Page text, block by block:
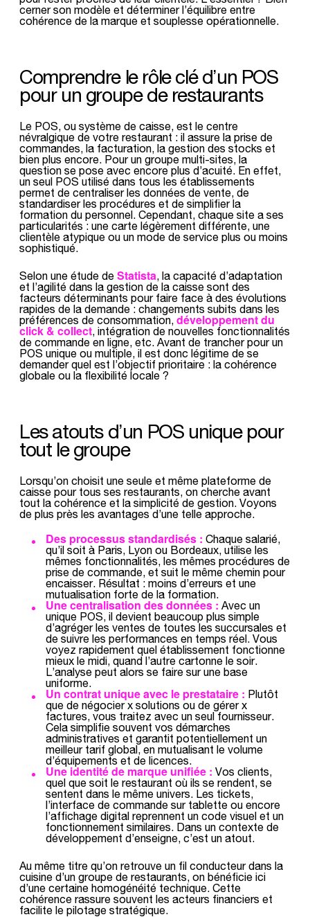
cerner son modèle et déterminer l’équilibre entre
cohérence de la marque et souplesse opérationnelle.
Comprendre le rôle clé d’un POS
pour un groupe de restaurants
Le POS, ou système de caisse, est le centre
névralgique de votre restaurant : il assure la prise de
commandes, la facturation, la gestion des stocks et
bien plus encore. Pour un groupe multi-sites, la
question se pose avec encore plus d’acuité. En effet,
un seul POS utilisé dans tous les établissements
permet de centraliser les données de vente, de
standardiser les procédures et de simplifier la
formation du personnel. Cependant, chaque site a ses
particularités : une carte légèrement différente, une
clientèle atypique ou un mode de service plus ou moins
sophistiqué.
Selon une étude de Statista, la capacité d’adaptation
et l’agilité dans la gestion de la caisse sont des
facteurs déterminants pour faire face à des évolutions
rapides de la demande : changements subits dans les
préférences de consommation, développement du
click & collect, intégration de nouvelles fonctionnalités
de commande en ligne, etc. Avant de trancher pour un
POS unique ou multiple, il est donc légitime de se
demander quel est l’objectif prioritaire : la cohérence
globale ou la flexibilité locale ?
Les atouts d’un POS unique pour
tout le groupe
Lorsqu’on choisit une seule et même plateforme de
caisse pour tous ses restaurants, on cherche avant
tout la cohérence et la simplicité de gestion. Voyons
de plus près les avantages d’une telle approche.
Des processus standardisés : Chaque salarié,
qu’il soit à Paris, Lyon ou Bordeaux, utilise les
mêmes fonctionnalités, les mêmes procédures de
prise de commande, et suit le même chemin pour
encaisser. Résultat : moins d’erreurs et une
mutualisation forte de la formation.
Une centralisation des données : Avec un
unique POS, il devient beaucoup plus simple
d’agréger les ventes de toutes les succursales et
de suivre les performances en temps réel. Vous
voyez rapidement quel établissement fonctionne
mieux le midi, quand l’autre cartonne le soir.
L’analyse peut alors se faire sur une base
uniforme.
Un contrat unique avec le prestataire : Plutôt
que de négocier x solutions ou de gérer x
factures, vous traitez avec un seul fournisseur.
Cela simplifie souvent vos démarches
administratives et garantit potentiellement un
meilleur tarif global, en mutualisant le volume
d’équipements et de licences.
Une identité de marque unifiée : Vos clients,
quel que soit le restaurant où ils se rendent, se
sentent dans le même univers. Les tickets,
l’interface de commande sur tablette ou encore
l’affichage digital reprennent un code visuel et un
fonctionnement similaires. Dans un contexte de
développement d’enseigne, c’est un atout.
Au même titre qu’on retrouve un fil conducteur dans la
cuisine d’un groupe de restaurants, on bénéficie ici
d’une certaine homogénéité technique. Cette
cohérence rassure souvent les acteurs financiers et
facilite le pilotage stratégique.